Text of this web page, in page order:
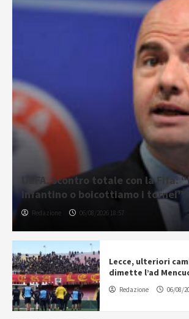
UEFA, scontro totale con la Fifa:
Infantino o boicottiamo i tornei”
Redazione 06/08/2026 18:57
Lecce, ulteriori
dimette l’ad
Redazione 06/08/